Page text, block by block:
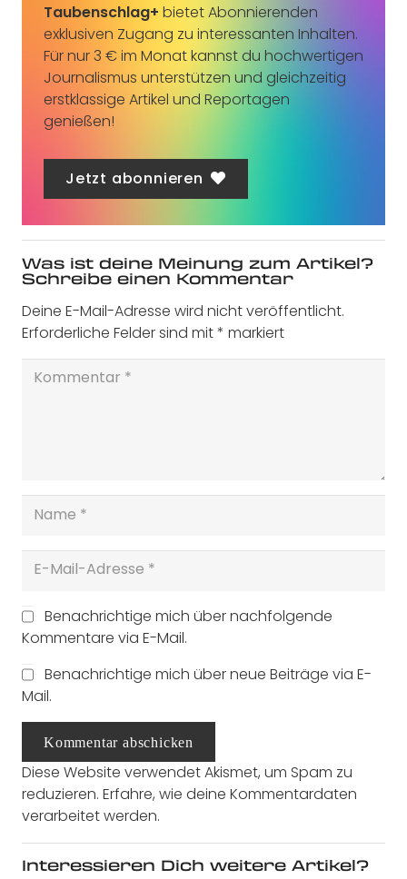
Taubenschlag+ bietet Abonnierenden
exklusiven Zugang zu interessanten Inhalten.
Für nur 3 € im Monat kannst du hochwertigen
Journalismus unterstützen und gleichzeitig
erstklassige Artikel und Reportagen
genießen!
Jetzt abonnieren
Was ist deine Meinung zum Artikel?
Schreibe einen Kommentar
Deine E-Mail-Adresse wird nicht veröffentlicht.
Erforderliche Felder sind mit* markiert
Benachrichtige mich über nachfolgende
Kommentare via E-Mail.
Benachrichtige mich über neue Beiträge via E-
Mail.
Kommentar abschicken
Diese Website verwendet Akismet, um Spam zu
reduzieren. Erfahre, wie deine Kommentardaten
verarbeitet werden.
Interessieren Dich weitere Artikel?